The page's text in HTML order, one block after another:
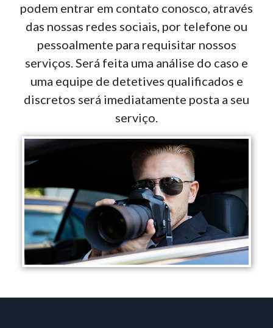
podem entrar em contato conosco, através
das nossas redes sociais, por telefone ou
pessoalmente para requisitar nossos
serviços. Será feita uma análise do caso e
uma equipe de detetives qualificados e
discretos será imediatamente posta a seu
serviço.